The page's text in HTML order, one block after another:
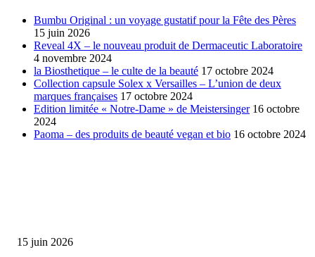
Bumbu Original : un voyage gustatif pour la Fête des Pères
15 juin 2026
Reveal 4X – le nouveau produit de Dermaceutic Laboratoire
4 novembre 2024
la Biosthetique – le culte de la beauté 17 octobre 2024
Collection capsule Solex x Versailles – L’union de deux
marques françaises 17 octobre 2024
Edition limitée « Notre-Dame » de Meistersinger 16 octobre
2024
Paoma – des produits de beauté vegan et bio 16 octobre 2024
15 juin 2026